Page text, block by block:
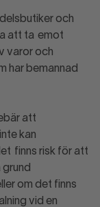
och
att ta emot
varor och
har bemannad
att
kan
finns risk för att
om det finns
vid en